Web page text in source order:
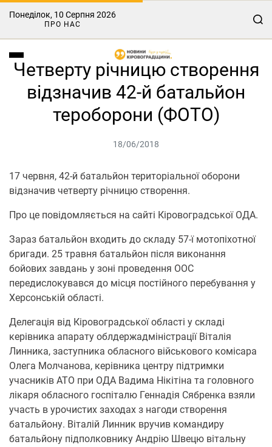
Понеділок, 10 Серпня 2026
ПРО НАС
Четверту річницю створення
відзначив 42-й батальйон
тероборони (ФОТО)
18/06/2018
17 червня, 42-й батальйон територіальної оборони
відзначив четверту річницю створення.
Про це повідомляється на сайті Кіровоградської ОДА.
Зараз батальйон входить до складу 57-ї мотопіхотної
бригади. 25 травня батальйон після виконання
бойових завдань у зоні проведення ООС
передислокувався до місця постійного перебування у
Херсонській області.
Делегація від Кіровоградської області у складі
керівника апарату облдержадміністрації Віталія
Линника, заступника обласного військового комісара
Олега Молчанова, керівника центру підтримки
учасників АТО при ОДА Вадима Нікітіна та головного
лікаря обласного госпіталю Геннадія Сябренка взяли
участь в урочистих заходах з нагоди створення
батальйону. Віталій Линник вручив командиру
батальйону підполковнику Андрію Швецю вітальну